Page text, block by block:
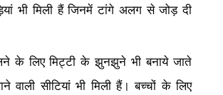
भी मिली हैं जिनमें टांगे अलग से जोड़ दी
के लिए मिट्टी के झुनझुने भी बनाये जाते
वाली सीटियां भी मिली हैं। बच्चों के लिए